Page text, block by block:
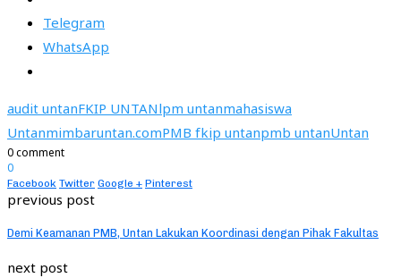
Telegram
WhatsApp
audit untanFKIP UNTANlpm untanmahasiswa
Untanmimbaruntan.comPMB fkip untanpmb untanUntan
0 comment
0
Facebook Twitter Google + Pinterest
previous post
Demi Keamanan PMB, Untan Lakukan Koordinasi dengan Pihak Fakultas
next post